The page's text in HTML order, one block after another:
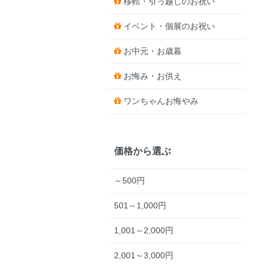
イベント・個展のお祝い
お中元・お歳暮
お悔み・お供え
ワンちゃんお悔やみ
価格から選ぶ
～500円
501～1,000円
1,001～2,000円
2,001～3,000円